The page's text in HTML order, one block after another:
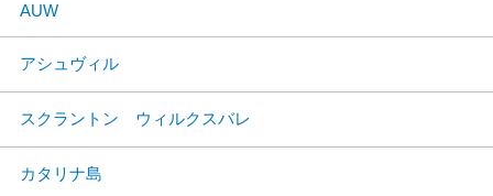
AUW
アシュヴィル
スクラントン ウィルクスバレ
カタリナ島